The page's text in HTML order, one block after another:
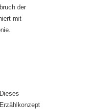
der
mit
Dieses
Erzählkonzept